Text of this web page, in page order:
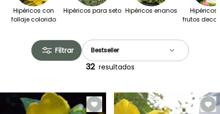
Hipéricos con
follaje colorido
Hipéricos para seto Hipéricos enanos
Hipéricos
frutos
Filtrar
32 resultados